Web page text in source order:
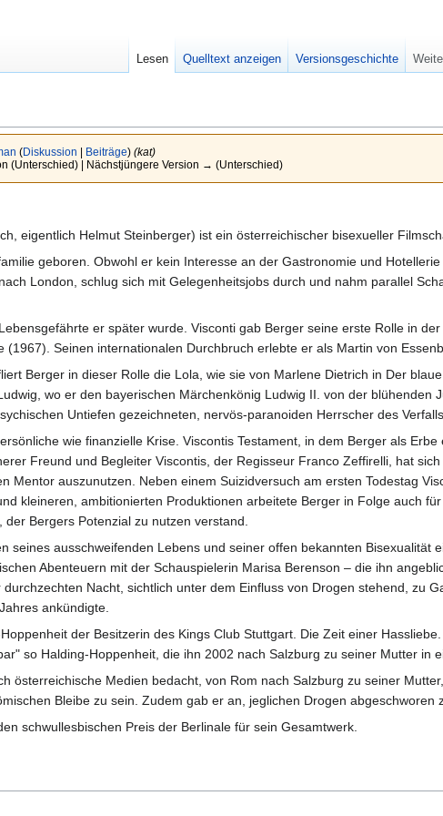
(Diskussion Beiträge) (kat)
(Unterschied) | Nächstjüngere Version → (Unterschied)
eigentlich Helmut Steinberger) ist ein österreichischer bisexueller
geboren. Obwohl er kein Interesse an der Gastronomie und
London, schlug sich mit Gelegenheitsjobs durch und nahm parallel
er später wurde. Visconti gab Berger seine erste Rolle in
Seinen internationalen Durchbruch erlebte er als Martin von
Berger in dieser Rolle die Lola, wie sie von Marlene Dietrich in Der
wo er den bayerischen Märchenkönig Ludwig II. von der blühenden
Untiefen gezeichneten, nervös-paranoiden Herrscher des
wie finanzielle Krise. Viscontis Testament, in dem Berger als
Freund und Begleiter Viscontis, der Regisseur Franco Zeffirelli, hat
Mentor auszunutzen. Neben einem Suizidversuch am ersten Todestag
kleineren, ambitionierten Produktionen arbeitete Berger in Folge auch
Bergers Potenzial zu nutzen verstand.
seines ausschweifenden Lebens und seiner offen bekannten Bisexualität
Abenteuern mit der Schauspielerin Marisa Berenson – die ihn
Nacht, sichtlich unter dem Einfluss von Drogen stehend, zu
ankündigte.
der Besitzerin des Kings Club Stuttgart. Die Zeit einer
so Halding-Hoppenheit, die ihn 2002 nach Salzburg zu seiner Mutter in
österreichische Medien bedacht, von Rom nach Salzburg zu seiner
Bleibe zu sein. Zudem gab er an, jeglichen Drogen abgeschworen
schwullesbischen Preis der Berlinale für sein Gesamtwerk.
Lesen Quelltext anzeigen Versionsgeschichte